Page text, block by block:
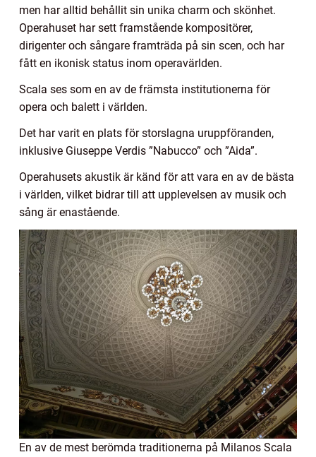
men har alltid behållit sin unika charm och skönhet.
Operahuset har sett framstående kompositörer,
dirigenter och sångare framträda på sin scen, och har
fått en ikonisk status inom operavärlden.
Scala ses som en av de främsta institutionerna för
opera och balett i världen.
Det har varit en plats för storslagna uruppföranden,
inklusive Giuseppe Verdis ”Nabucco” och ”Aida”.
Operahusets akustik är känd för att vara en av de bästa
i världen, vilket bidrar till att upplevelsen av musik och
sång är enastående.
En av de mest berömda traditionerna på Milanos Scala